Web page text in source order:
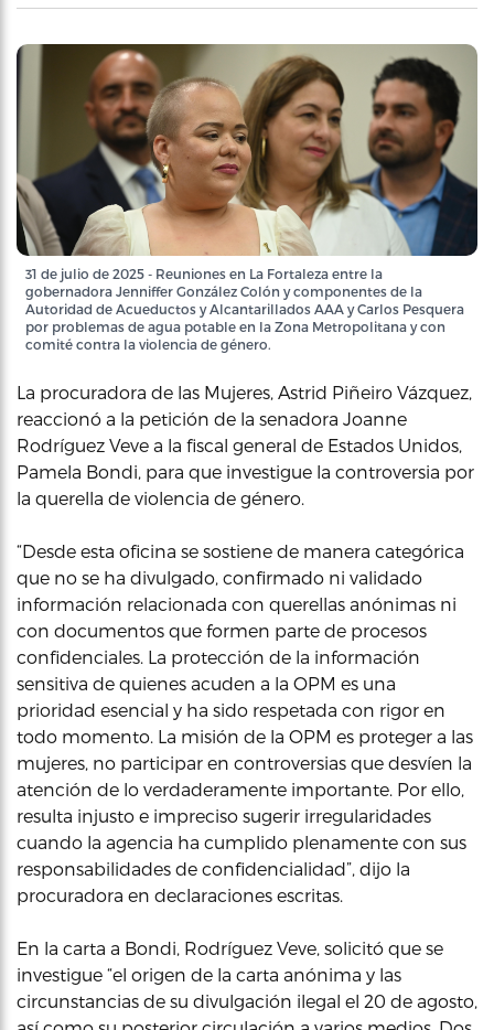
31 de julio de 2025 - Reuniones en La Fortaleza entre la
gobernadora Jenniffer González Colón y componentes de la
Autoridad de Acueductos y Alcantarillados AAA y Carlos Pesquera
por problemas de agua potable en la Zona Metropolitana y con
comité contra la violencia de género.
La procuradora de las Mujeres, Astrid Piñeiro Vázquez,
reaccionó a la petición de la senadora Joanne
Rodríguez Veve a la fiscal general de Estados Unidos,
Pamela Bondi, para que investigue la controversia por
la querella de violencia de género.
“Desde esta oficina se sostiene de manera categórica
que no se ha divulgado, confirmado ni validado
información relacionada con querellas anónimas ni
con documentos que formen parte de procesos
confidenciales. La protección de la información
sensitiva de quienes acuden a la OPM es una
prioridad esencial y ha sido respetada con rigor en
todo momento. La misión de la OPM es proteger a las
mujeres, no participar en controversias que desvíen la
atención de lo verdaderamente importante. Por ello,
resulta injusto e impreciso sugerir irregularidades
cuando la agencia ha cumplido plenamente con sus
responsabilidades de confidencialidad”, dijo la
procuradora en declaraciones escritas.
En la carta a Bondi, Rodríguez Veve, solicitó que se
investigue “el origen de la carta anónima y las
circunstancias de su divulgación ilegal el 20 de agosto,